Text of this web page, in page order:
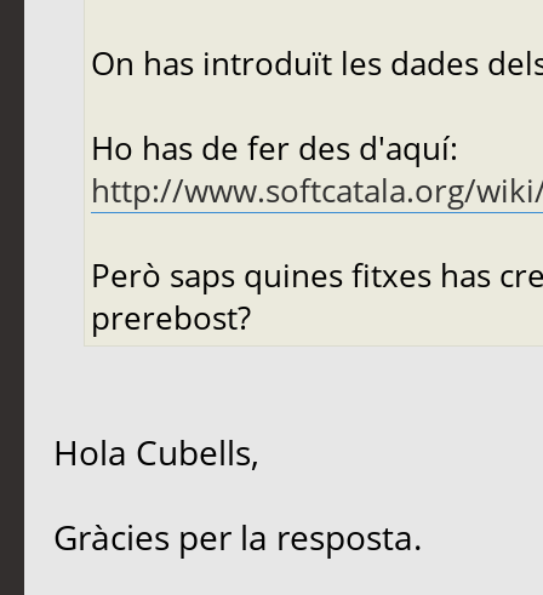
On has introduït les dades
Ho has de fer des d'aquí:
http://www.softcatala.org/
Però saps quines fitxes has
prerebost?
Hola Cubells,
Gràcies per la resposta.